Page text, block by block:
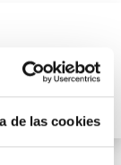
de las cookies